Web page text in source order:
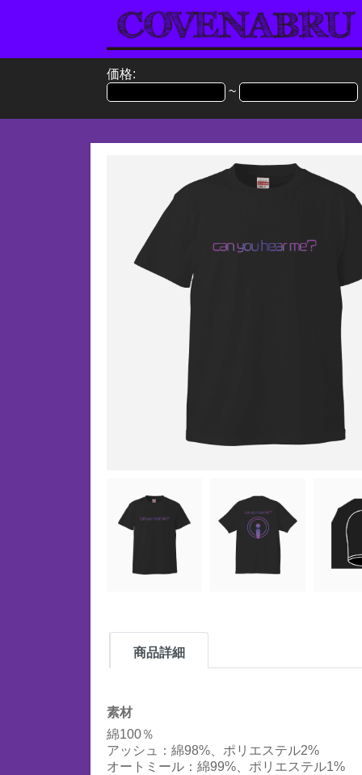
価格:
~
商品詳細
素材
綿100％
アッシュ：綿98%、ポリエステル2%
オートミール：綿99%、ポリエステル1%